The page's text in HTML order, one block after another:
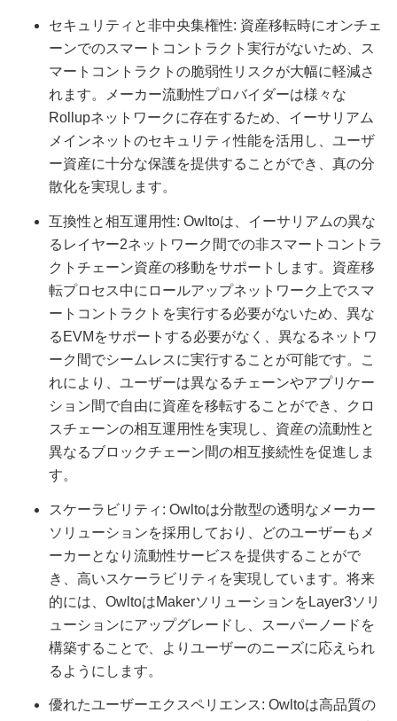
セキュリティと非中央集権性: 資産移転時にオンチェ
ーンでのスマートコントラクト実行がないため、ス
マートコントラクトの脆弱性リスクが大幅に軽減さ
れます。メーカー流動性プロバイダーは様々な
Rollupネットワークに存在するため、イーサリアム
メインネットのセキュリティ性能を活用し、ユーザ
ー資産に十分な保護を提供することができ、真の分
散化を実現します。
互換性と相互運用性: Owltoは、イーサリアムの異な
るレイヤー2ネットワーク間での非スマートコントラ
クトチェーン資産の移動をサポートします。資産移
転プロセス中にロールアップネットワーク上でスマ
ートコントラクトを実行する必要がないため、異な
るEVMをサポートする必要がなく、異なるネットワ
ーク間でシームレスに実行することが可能です。こ
れにより、ユーザーは異なるチェーンやアプリケー
ション間で自由に資産を移転することができ、クロ
スチェーンの相互運用性を実現し、資産の流動性と
異なるブロックチェーン間の相互接続性を促進しま
す。
スケーラビリティ: Owltoは分散型の透明なメーカー
ソリューションを採用しており、どのユーザーもメ
ーカーとなり流動性サービスを提供することがで
き、高いスケーラビリティを実現しています。将来
的には、OwltoはMakerソリューションをLayer3ソリ
ューションにアップグレードし、スーパーノードを
構築することで、よりユーザーのニーズに応えられ
るようにします。
優れたユーザーエクスペリエンス: Owltoは高品質の